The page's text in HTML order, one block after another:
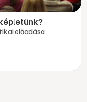
előadása